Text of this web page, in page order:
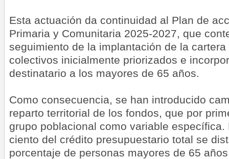
Esta actuación da continuidad al Plan de
Primaria y Comunitaria 2025-2027, que
seguimiento de la implantación de la
colectivos inicialmente priorizados e
destinatario a los mayores de 65 años.
Como consecuencia, se han introducido
reparto territorial de los fondos, que por
grupo poblacional como variable
ciento del crédito presupuestario total se
porcentaje de personas mayores de 65